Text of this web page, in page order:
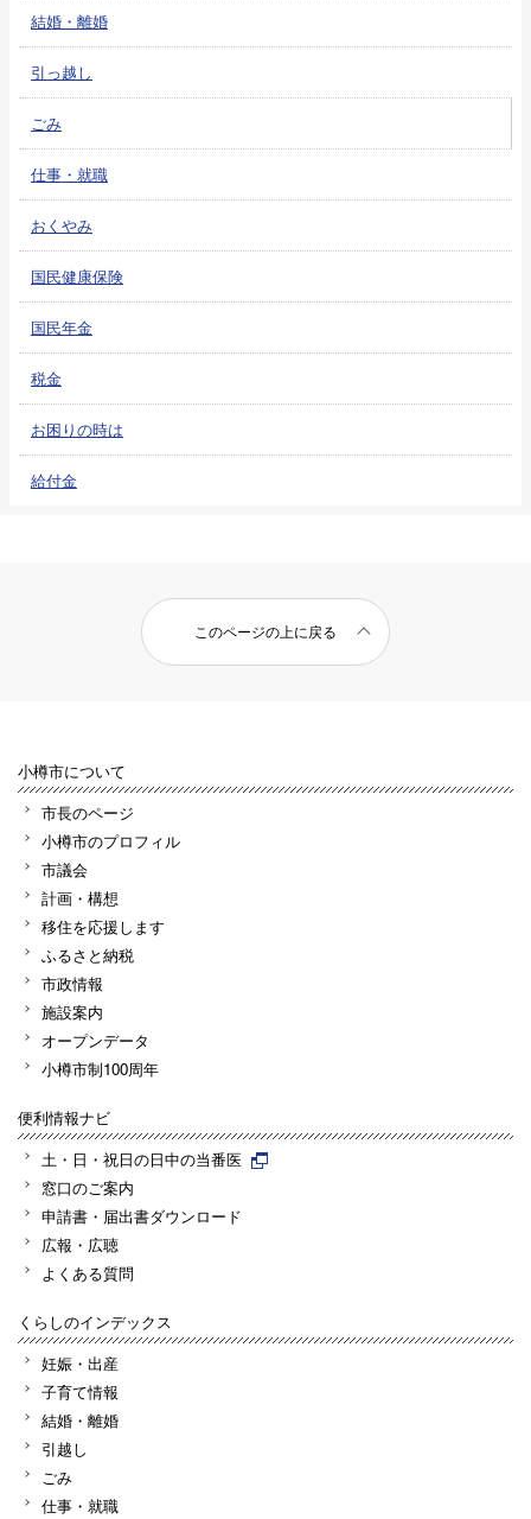
結婚・離婚
引っ越し
ごみ
仕事・就職
おくやみ
国民健康保険
国民年金
税金
お困りの時は
給付金
このページの上に戻る
小樽市について
市長のページ
小樽市のプロフィル
市議会
計画・構想
移住を応援します
ふるさと納税
市政情報
施設案内
オープンデータ
小樽市制100周年
便利情報ナビ
土・日・祝日の日中の当番医
窓口のご案内
申請書・届出書ダウンロード
広報・広聴
よくある質問
くらしのインデックス
妊娠・出産
子育て情報
結婚・離婚
引越し
ごみ
仕事・就職